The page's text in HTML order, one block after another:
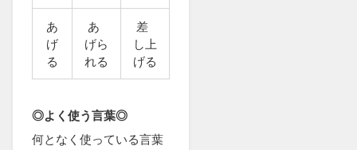
あ
げ
る
あ
げら
れる
差
し上
げる
◎よく使う言葉◎
何となく使っている言葉